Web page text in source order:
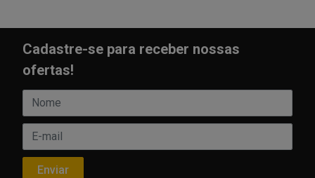
Cadastre-se para receber nossas
ofertas!